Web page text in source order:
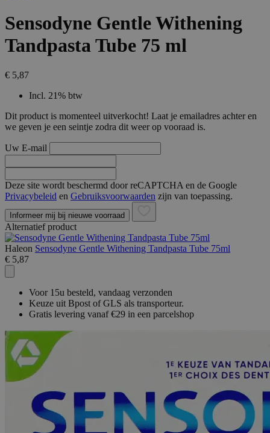
Sensodyne Gentle Withening
Tandpasta Tube 75 ml
€ 5,87
Incl. 21% btw
Dit product is momenteel uitverkocht! Laat je emailadres achter en
we geven je een seintje zodra dit weer op vooraad is.
Uw E-mail
Deze site wordt beschermd door reCAPTCHA en de Google
Privacybeleid en Gebruiksvoorwaarden zijn van toepassing.
Informeer mij bij nieuwe voorraad
Alternatief product
Haleon Sensodyne Gentle Withening Tandpasta Tube 75ml
€ 5,87
Voor 15u besteld, vandaag verzonden
Keuze uit Bpost of GLS als transporteur.
Gratis levering vanaf €29 in een parcelshop